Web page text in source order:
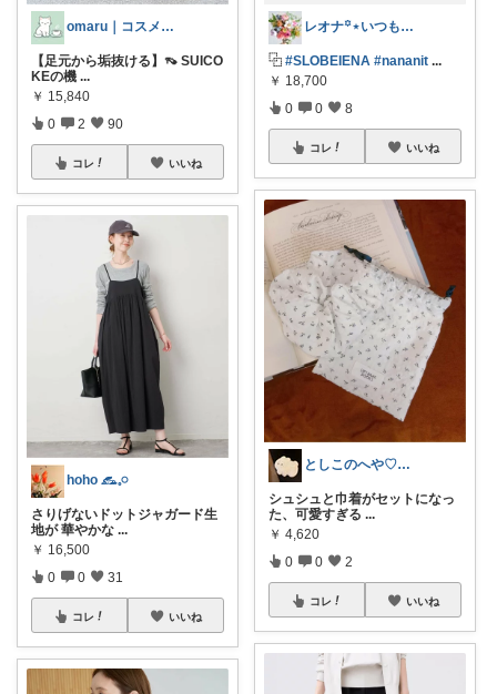
omaru｜コスメと大人女子の暮らし
【足元から垢抜ける】👡 SUICO
KEの機 ...
￥ 15,840
0 2 90
コレ いいね
hoho 𓃺𓈒𓏸
さりげないドットジャガード生
地が 華やかな ...
￥ 16,500
0 0 31
コレ いいね
レオナ꙳⋆いつもありがとうございます🌼
⿻ #SLOBEIENA #nananit ...
￥ 18,700
0 0 8
コレ いいね
としこのへや♡ベビーと私の好きなもの
シュシュと巾着がセットになっ
た、可愛すぎる ...
￥ 4,620
0 0 2
コレ いいね